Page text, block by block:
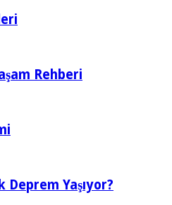
Rehberi
Deprem Yaşıyor?